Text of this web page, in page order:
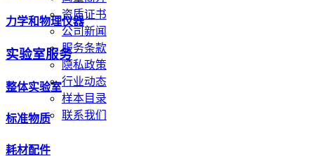
资质证书
公司新闻
服务条款
隐私政策
行业动态
样本目录
联系我们
力学和物理仪器
实验室服务
整体实验室
标准物质
耗材配件